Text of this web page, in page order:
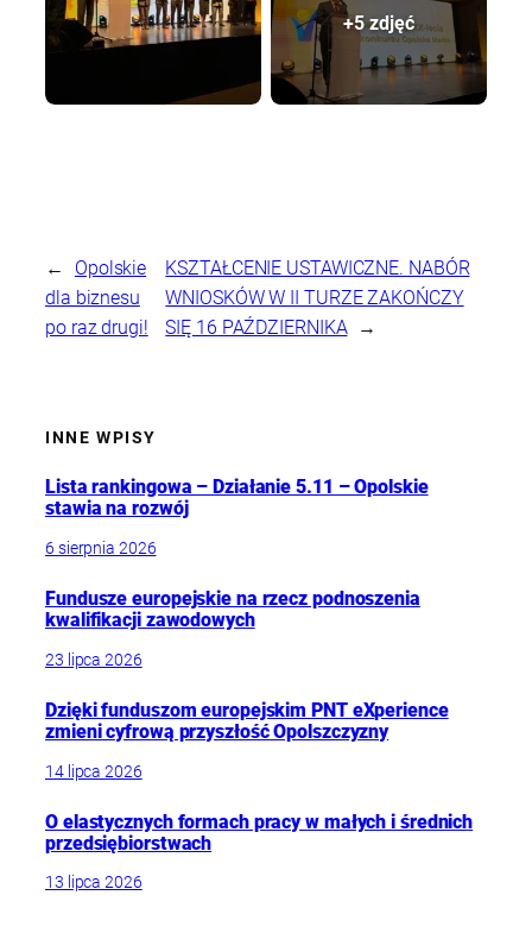
+5 zdjęć
←
Opolskie
dla biznesu
po raz drugi!
KSZTAŁCENIE USTAWICZNE. NABÓR
WNIOSKÓW W II TURZE ZAKOŃCZY
SIĘ 16 PAŹDZIERNIKA
→
INNE WPISY
Lista rankingowa – Działanie 5.11 – Opolskie
stawia na rozwój
6 sierpnia 2026
Fundusze europejskie na rzecz podnoszenia
kwalifikacji zawodowych
23 lipca 2026
Dzięki funduszom europejskim PNT eXperience
zmieni cyfrową przyszłość Opolszczyzny
14 lipca 2026
O elastycznych formach pracy w małych i średnich
przedsiębiorstwach
13 lipca 2026